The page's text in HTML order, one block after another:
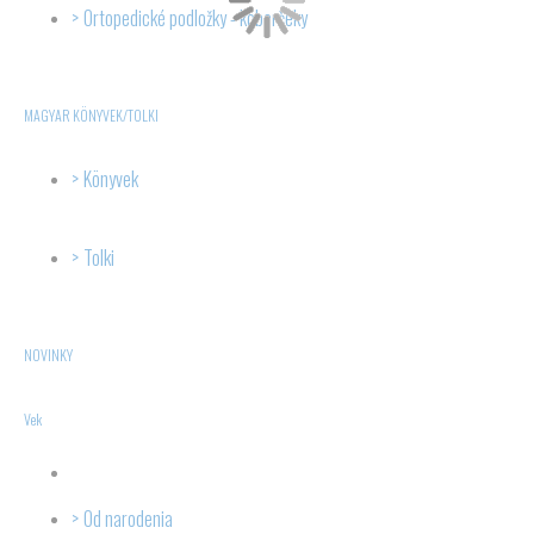
Ortopedické podložky - koberčeky
MAGYAR KÖNYVEK/TOLKI
Könyvek
Tolki
NOVINKY
Vek
Od narodenia